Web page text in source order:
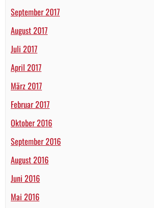
September 2017
August 2017
Juli 2017
April 2017
März 2017
Februar 2017
Oktober 2016
September 2016
August 2016
Juni 2016
Mai 2016